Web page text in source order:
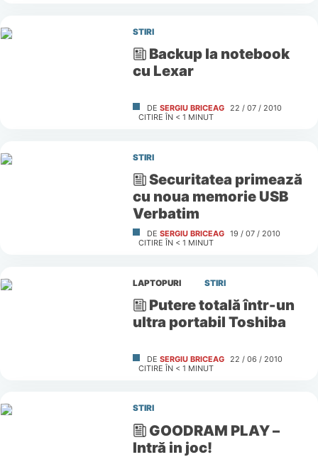
STIRI
Backup la notebook
cu Lexar
DE SERGIU BRICEAG 22 / 07 / 2010
CITIRE ÎN < 1 MINUT
STIRI
Securitatea primează
cu noua memorie USB
Verbatim
DE SERGIU BRICEAG 19 / 07 / 2010
CITIRE ÎN < 1 MINUT
LAPTOPURI STIRI
Putere totală într-un
ultra portabil Toshiba
DE SERGIU BRICEAG
22 / 06 / 2010
CITIRE ÎN < 1 MINUT
STIRI
GOODRAM PLAY –
Intră in joc!